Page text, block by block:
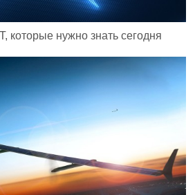
которые нужно знать сегодня